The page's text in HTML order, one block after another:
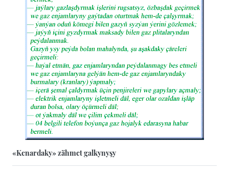
«Kenardaky» zähmet galkynyşy